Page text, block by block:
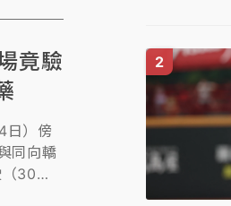
竟驗
日）傍
同向轎
30